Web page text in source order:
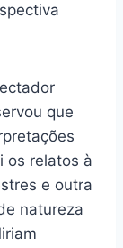
que
os relatos à
e outra
natureza